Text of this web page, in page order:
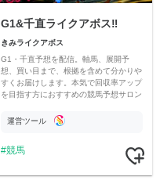
G1&千直ライクアボス‼️
きみライクアボス
G1・千直予想を配信。軸馬、展開予
想、買い目まで、根拠を含めて分かりや
すくお届けします。本気で回収率アップ
を目指す方におすすめの競馬予想サロン
運営ツール
競馬